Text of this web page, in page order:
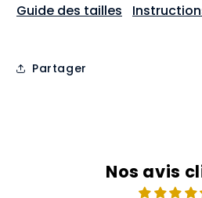
Guide des tailles
Partager
Nos avis